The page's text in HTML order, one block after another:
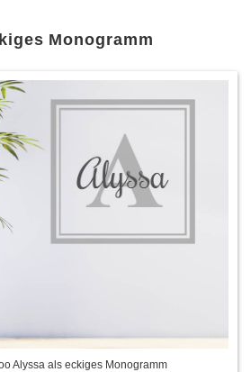
Monogramm
Alyssa als eckiges Monogramm